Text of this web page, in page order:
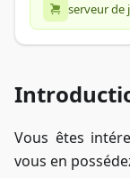
serveur de
Vous êtes
vous en